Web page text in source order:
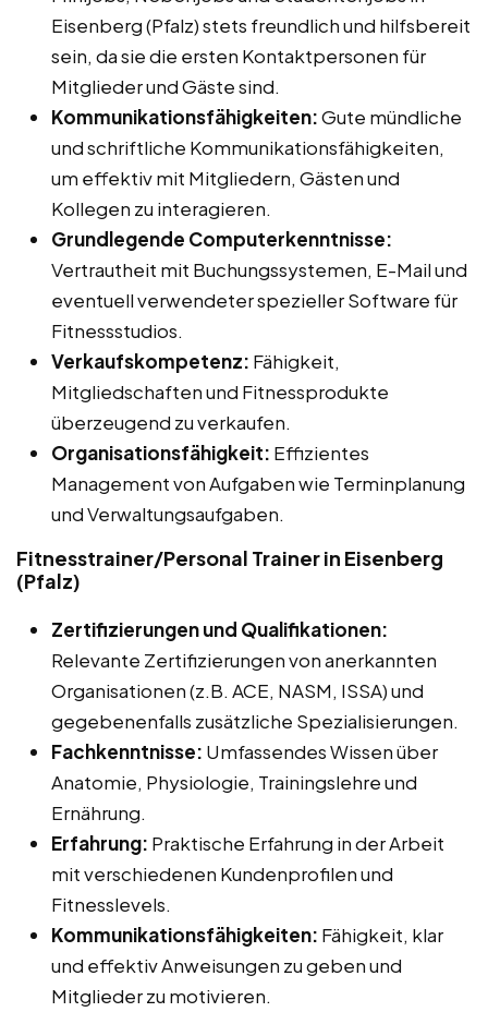
Eisenberg (Pfalz) stets freundlich und hilfsbereit
sein, da sie die ersten Kontaktpersonen für
Mitglieder und Gäste sind.
Kommunikationsfähigkeiten:Gute mündliche
und schriftliche Kommunikationsfähigkeiten,
um effektiv mit Mitgliedern, Gästen und
Kollegen zu interagieren.
Grundlegende Computerkenntnisse:
Vertrautheit mit Buchungssystemen, E-Mail und
eventuell verwendeter spezieller Software für
Fitnessstudios.
Verkaufskompetenz: Fähigkeit,
Mitgliedschaften und Fitnessprodukte
überzeugend zu verkaufen.
Organisationsfähigkeit: Effizientes
Management von Aufgaben wie Terminplanung
und Verwaltungsaufgaben.
Fitnesstrainer/Personal Trainer in Eisenberg
(Pfalz)
Zertifizierungen und Qualifikationen:
Relevante Zertifizierungen von anerkannten
Organisationen (z.B. ACE, NASM, ISSA) und
gegebenenfalls zusätzliche Spezialisierungen.
Fachkenntnisse: Umfassendes Wissen über
Anatomie, Physiologie, Trainingslehre und
Ernährung.
Erfahrung: Praktische Erfahrung in der Arbeit
mit verschiedenen Kundenprofilen und
Fitnesslevels.
Kommunikationsfähigkeiten: Fähigkeit, klar
und effektiv Anweisungen zu geben und
Mitglieder zu motivieren.